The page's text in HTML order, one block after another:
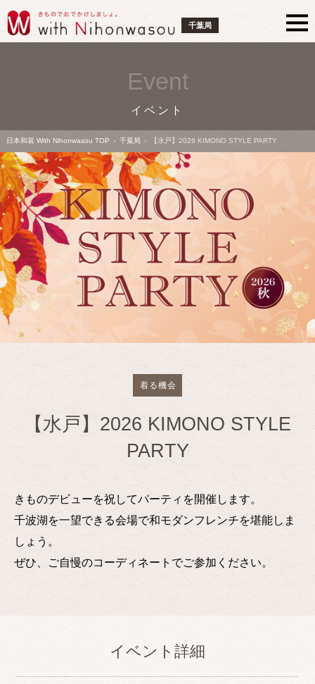
千葉局
Event
イベント
日本和装 With Nihonwasou TOP > 千葉局 > 【水戸】2026 KIMONO STYLE PARTY
着る機会
【水戸】2026 KIMONO STYLE
PARTY
きものデビューを祝してパーティを開催します。
千波湖を一望できる会場で和モダンフレンチを堪能しま
しょう。
ぜひ、ご自慢のコーディネートでご参加ください。
イベント詳細